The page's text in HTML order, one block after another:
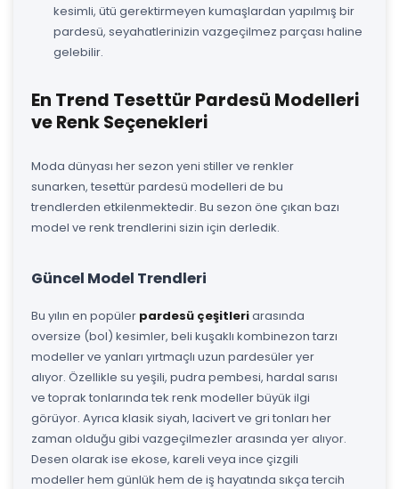
kesimli, ütü gerektirmeyen kumaşlardan yapılmış bir
pardesü, seyahatlerinizin vazgeçilmez parçası haline
gelebilir.
En Trend Tesettür Pardesü Modelleri
ve Renk Seçenekleri
Moda dünyası her sezon yeni stiller ve renkler
sunarken, tesettür pardesü modelleri de bu
trendlerden etkilenmektedir. Bu sezon öne çıkan bazı
model ve renk trendlerini sizin için derledik.
Güncel Model Trendleri
Bu yılın en popüler pardesü çeşitleriarasında
oversize (bol) kesimler, beli kuşaklı kombinezon tarzı
modeller ve yanları yırtmaçlı uzun pardesüler yer
alıyor. Özellikle su yeşili, pudra pembesi, hardal sarısı
ve toprak tonlarında tek renk modeller büyük ilgi
görüyor. Ayrıca klasik siyah, lacivert ve gri tonları her
zaman olduğu gibi vazgeçilmezler arasında yer alıyor.
Desen olarak ise ekose, kareli veya ince çizgili
modeller hem günlük hem de iş hayatında sıkça tercih